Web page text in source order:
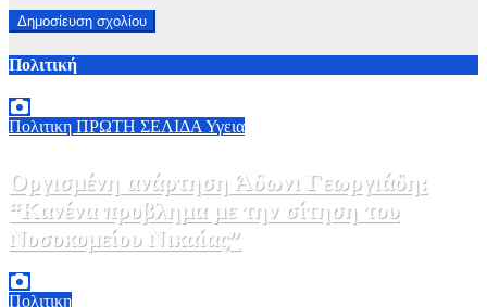
Πολιτική
Πολιτικη ΠΡΩΤΗ ΣΕΛΙΔΑ Υγεια
Οργισμένη ανάρτηση Άδωνι Γεωργιάδη:
“Κανένα προβλημα με την σίτηση του
Νοσοκομείου Νικαίας”
Πολιτικη